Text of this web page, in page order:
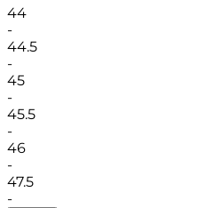
44
-
44.5
-
45
-
45.5
-
46
-
47.5
-